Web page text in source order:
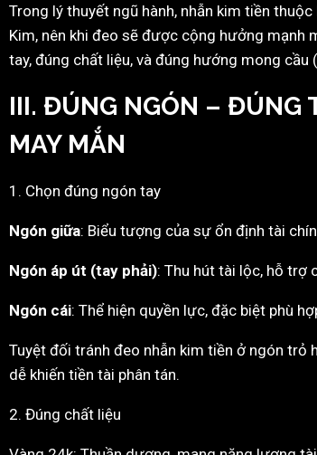
Trong lý thuyết ngũ hành, nhẫn kim tiền
Kim, nên khi đeo sẽ được cộng hưởng mạnh
tay, đúng chất liệu, và đúng hướng mong cầu
III. ĐÚNG NGÓN – ĐÚNG
MAY MẮN
1. Chọn đúng ngón tay
Ngón giữa: Biểu tượng của sự ổn định tài
Ngón áp út (tay phải): Thu hút tài lộc, hỗ trợ
Ngón cái: Thể hiện quyền lực, đặc biệt phù
Tuyệt đối tránh đeo nhẫn kim tiền ở ngón trỏ
dễ khiến tiền tài phân tán.
2. Đúng chất liệu